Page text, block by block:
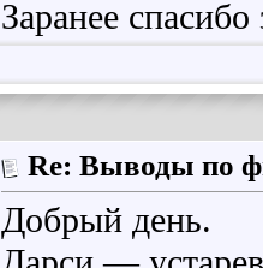
Заранее
Re: Выводы по
Добрый день.